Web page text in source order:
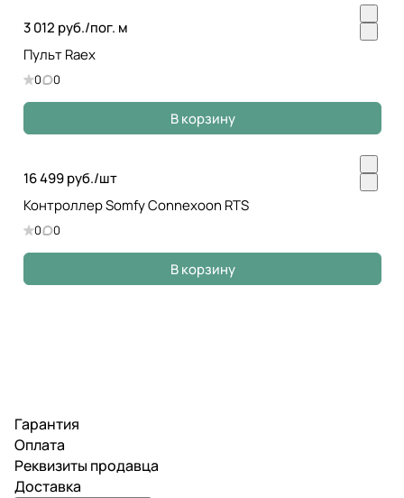
3 012 руб./пог. м
Пульт Raex
0 0
В корзину
16 499 руб./шт
Контроллер Somfy Connexoon RTS
0 0
В корзину
Гарантия
Оплата
Реквизиты продавца
Доставка